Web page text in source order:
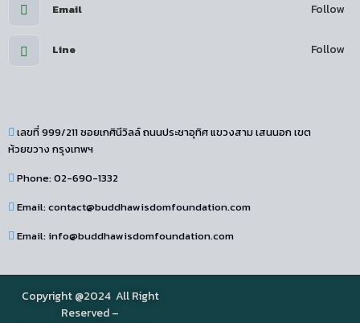
Email Follow
Line Follow
เลขที่ 999/211 ซอยเกศินีวิลล์ ถนนประชาอุทิศ แขวงสาม เสนนอก เขต
ห้วยขวาง กรุงเทพฯ
Phone: 02-690-1332
Email: contact@buddhawisdomfoundation.com
Email: info@buddhawisdomfoundation.com
Copyright @2024 All Right
Reserved –